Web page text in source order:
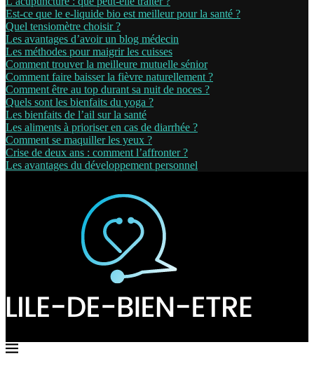
Est-ce que le e-liquide bio est meilleur pour la santé ?
Quel tensiomètre choisir ?
Les avantages d’avoir un blog médecin
Les méthodes pour maigrir les cuisses
Comment trouver la meilleure mutuelle sénior
Comment faire baisser la fièvre naturellement ?
Comment être au top durant sa nuit de noces ?
Quels sont les bienfaits du yoga ?
Les bienfaits de l’ail sur la santé
Les aliments à prioriser en cas de diarrhée ?
Comment se maquiller les yeux ?
Crise de deux ans : comment l’affronter ?
Les avantages du développement personnel